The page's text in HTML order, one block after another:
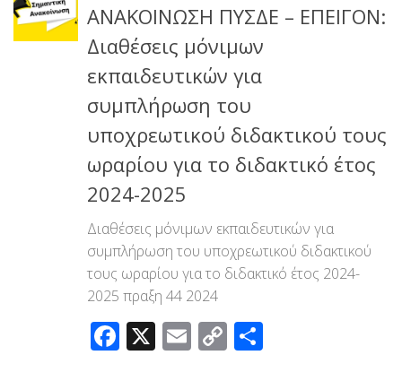
ΑΝΑΚΟΙΝΩΣΗ ΠΥΣΔΕ – ΕΠΕΙΓΟΝ:
Διαθέσεις μόνιμων
εκπαιδευτικών για
συμπλήρωση του
υποχρεωτικού διδακτικού τους
ωραρίου για το διδακτικό έτος
2024-2025
Διαθέσεις μόνιμων εκπαιδευτικών για
συμπλήρωση του υποχρεωτικού διδακτικού
τους ωραρίου για το διδακτικό έτος 2024-
2025 πραξη 44 2024
Facebook
X Email
Copy